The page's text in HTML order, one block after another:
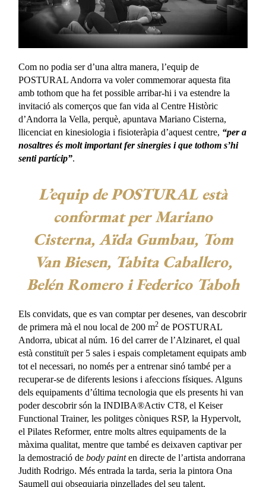
Com no podia ser d’una altra manera, l’equip de
POSTURAL Andorra va voler commemorar aquesta fita
amb tothom que ha fet possible arribar-hi i va estendre la
invitació als comerços que fan vida al Centre Històric
d’Andorra la Vella, perquè, apuntava Mariano Cisterna,
llicenciat en kinesiologia i fisioteràpia d’aquest centre, “per a
nosaltres és molt important fer sinergies i que tothom s’hi
senti partícip”.
L’equip de POSTURAL està
conformat per Mariano
Cisterna, Aïda Gumbau, Tom
Van Biesen, Tabita Caballero,
Belén Romero i Federico Taboh
Els convidats, que es van comptar per desenes, van descobrir
de primera mà el nou local de 200 m2 de POSTURAL
Andorra, ubicat al núm. 16 del carrer de l’Alzinaret, el qual
està constituït per 5 sales i espais completament equipats amb
tot el necessari, no només per a entrenar sinó també per a
recuperar-se de diferents lesions i afeccions físiques. Alguns
dels equipaments d’última tecnologia que els presents hi van
poder descobrir són la INDIBA®Activ CT8, el Keiser
Functional Trainer, les politges còniques RSP, la Hypervolt,
el Pilates Reformer, entre molts altres equipaments de la
màxima qualitat, mentre que també es deixaven captivar per
la demostració debody painten directe de l’artista andorrana
Judith Rodrigo. Més entrada la tarda, seria la pintora Ona
Saumell qui obsequiaria pinzellades del seu talent.